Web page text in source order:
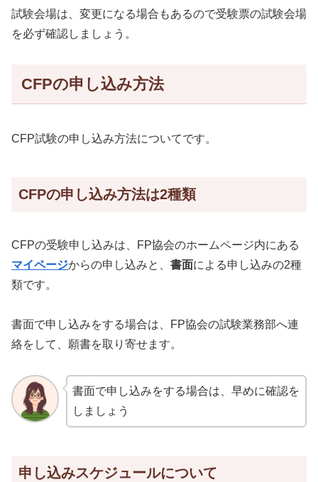
試験会場は、変更になる場合もあるので受験票の試験会場
を必ず確認しましょう。
CFPの申し込み方法
CFP試験の申し込み方法についてです。
CFPの申し込み方法は2種類
CFPの受験申し込みは、FP協会のホームページ内にある
マイページからの申し込みと、 書面による申し込みの2種
類です。
書面で申し込みをする場合は、FP協会の試験業務部へ連
絡をして、願書を取り寄せます。
書面で申し込みをする場合は、早めに確認を
しましょう
申し込みスケジュールについて